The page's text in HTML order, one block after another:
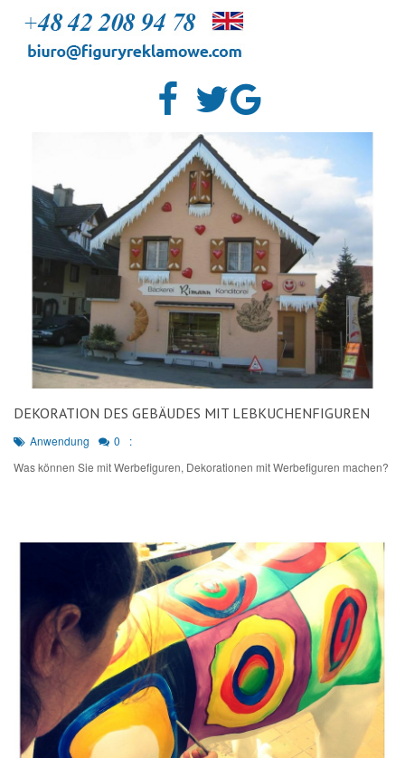
DEKORATION DES GEBÄUDES MIT LEBKUCHENFIGUREN
Anwendung 0
:
Was können Sie mit Werbefiguren, Dekorationen mit Werbefiguren machen?